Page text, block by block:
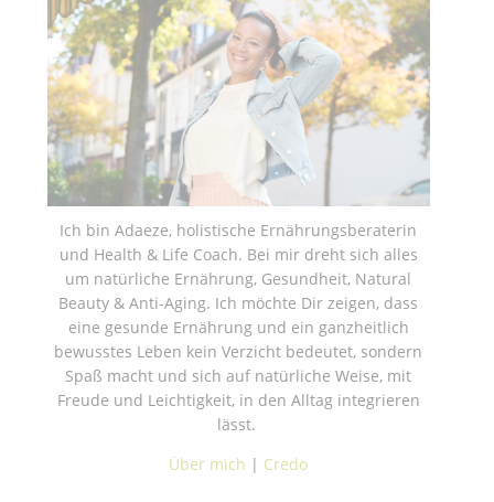
Ich bin Adaeze, holistische Ernährungsberaterin
und Health & Life Coach. Bei mir dreht sich alles
um natürliche Ernährung, Gesundheit, Natural
Beauty & Anti-Aging. Ich möchte Dir zeigen, dass
eine gesunde Ernährung und ein ganzheitlich
bewusstes Leben kein Verzicht bedeutet, sondern
Spaß macht und sich auf natürliche Weise, mit
Freude und Leichtigkeit, in den Alltag integrieren
lässt.
Über mich | Credo